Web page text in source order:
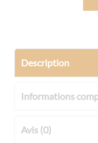
e
M
o
Description
Informations
Avis (0)